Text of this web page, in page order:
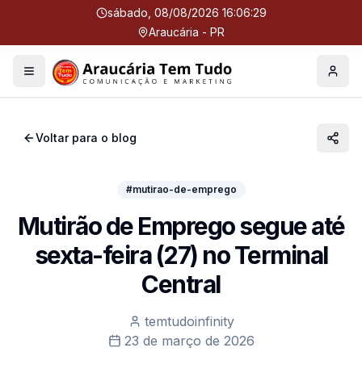
sábado, 08/08/2026 16:06:30
Araucária - PR
Menu Perfil
Voltar para o blog
#mutirao-de-emprego
Mutirão de Emprego segue até
sexta-feira (27) no Terminal
Central
temtudoinfinity
23 de março de 2026